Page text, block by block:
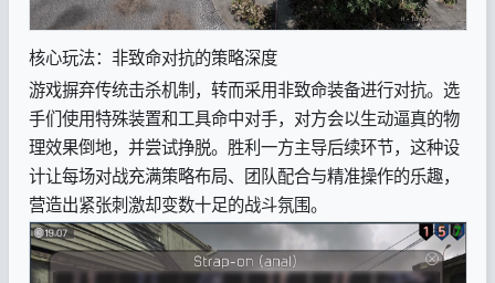
核心玩法：非致命对抗的策略深度
游戏摒弃传统击杀机制，转而采用非致命装备进行对抗。选
手们使用特殊装置和工具命中对手，对方会以生动逼真的物
理效果倒地，并尝试挣脱。胜利一方主导后续环节，这种设
计让每场对战充满策略布局、团队配合与精准操作的乐趣，
营造出紧张刺激却变数十足的战斗氛围。